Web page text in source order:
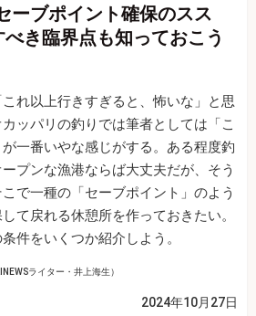
ーブポイント確保のスス
き臨界点も知っておこう
れ以上行きすぎると、怖いな」と思
ッパリの釣りでは筆者としては「こ
一番いやな感じがする。ある程度釣
プンな漁港ならば大丈夫だが、そう
で一種の「セーブポイント」のよう
て戻れる休憩所を作っておきたい。
件をいくつか紹介しよう。
ライター・井上海生）
2024年10月27日